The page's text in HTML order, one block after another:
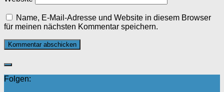
Name, E-Mail-Adresse und Website in diesem Browser
für meinen nächsten Kommentar speichern.
Folgen: